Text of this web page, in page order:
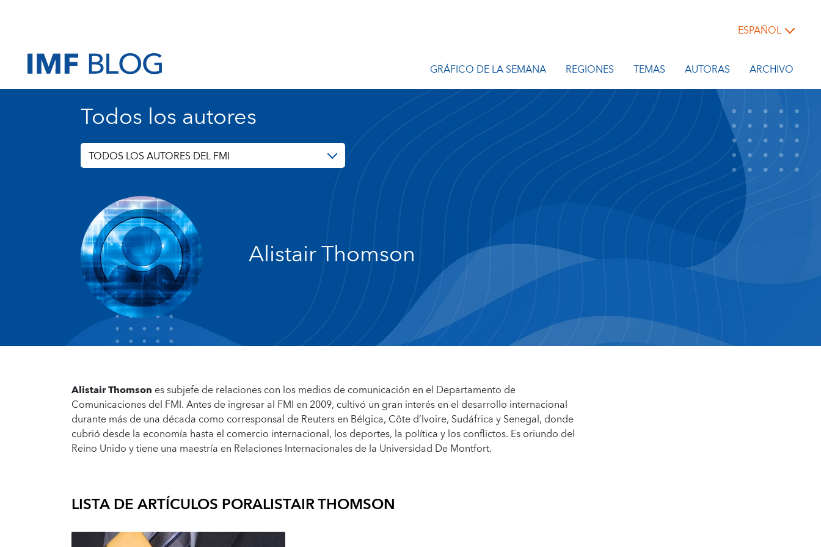
ESPAÑOL
GRÁFICO DE LA SEMANA REGIONES TEMAS AUTORAS ARCHIVO
Todos los autores
TODOS LOS AUTORES DEL FMI
Alistair Thomson
Alistair Thomson es subjefe de relaciones con los medios de comunicación en el Departamento de
Comunicaciones del FMI. Antes de ingresar al FMI en 2009, cultivó un gran interés en el desarrollo internacional
durante más de una década como corresponsal de Reuters en Bélgica, Côte d’Ivoire, Sudáfrica y Senegal, donde
cubrió desde la economía hasta el comercio internacional, los deportes, la política y los conflictos. Es oriundo del
Reino Unido y tiene una maestría en Relaciones Internacionales de la Universidad De Montfort.
LISTA DE ARTÍCULOS PORALISTAIR THOMSON